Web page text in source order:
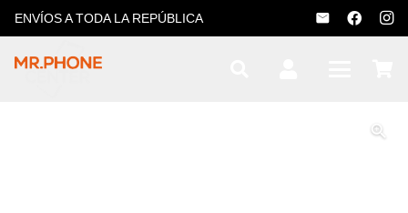
ENVÍOS A TODA LA REPÚBLICA